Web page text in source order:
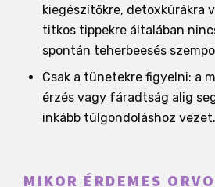
kiegészítőkre, detoxkúrákra
titkos tippekre általában
spontán teherbeesés
Csak a tünetekre figyelni: a
érzés vagy fáradtság alig
inkább túlgondoláshoz vezet.
MIKOR ÉRDEMES